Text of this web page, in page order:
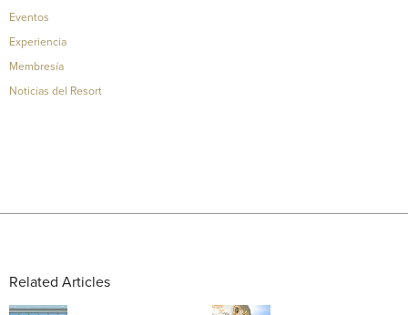
Eventos
Experiencia
Membresía
Noticias del Resort
Related Articles